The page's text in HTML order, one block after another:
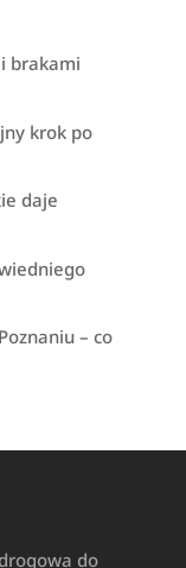
brakami
krok po
daje
– co
do